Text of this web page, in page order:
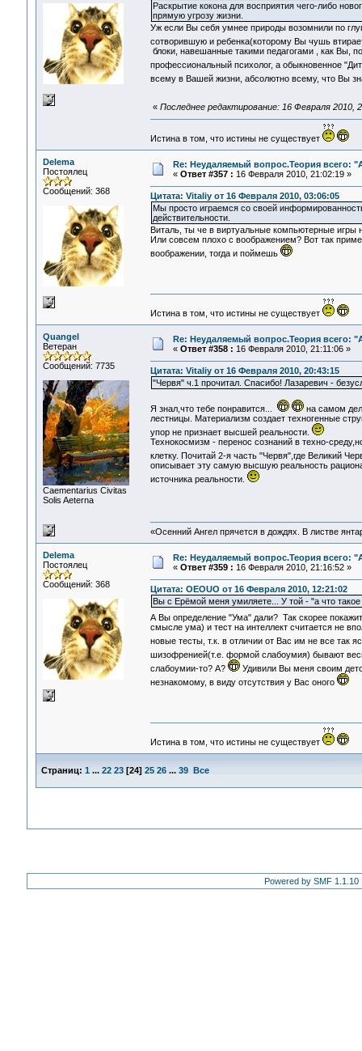
Раскрытие кокона для восприятия чего-либо
прямую угрозу жизни.
Уж если Вы себя умнее природы возомнили по
сотворившую и ребенка(которому Вы чушь
блоки, навешанные такими педагогами , как Вы,
профессиональный психолог, а обыкновенное
всему в Вашей жизни, абсолютно всему, что Вы
« Последнее редактирование: 16 Февраля 2010,
Истина в том, что истины не существует
Delema
Постоялец
Сообщений: 368
Re: Неудаляемый вопрос.Теория всего:
« Ответ #357 : 16 Февраля 2010, 21:02:19 »
Цитата: Vitaliy от 16 Февраля 2010, 03:06:05
Мы просто играемся со своей
действительности.
Виталь, ты че в виртуальные компьютерные игры
Или совсем плохо с воображением? Вот так
воображении, тогда и поймешь
Истина в том, что истины не существует
Quangel
Ветеран
Сообщений: 7735
Сaementarius Civitas
Solis Aeterna
Re: Неудаляемый вопрос.Теория всего:
« Ответ #358 : 16 Февраля 2010, 21:11:06 »
Цитата: Vitaliy от 16 Февраля 2010, 20:43:15
"Червя" ч.1 прочитал. Спасибо! Лазаревич -
Я знал,что тебе понравится...
на самом
лестницы. Материализм создает техногенные
упор не признает высшей реальности.
Технокосмизм - перенос сознаний в техно-
клетку. Почитай 2-я часть "Червя",где Великий
описывает эту самую высшую реальность
источника реальности.
«Осенний Ангел прячется в дождях. В листве
Delema
Постоялец
Сообщений: 368
Re: Неудаляемый вопрос.Теория всего:
« Ответ #359 : 16 Февраля 2010, 21:16:52 »
Цитата: OEOUO от 16 Февраля 2010, 12:21:02
Вы с Ерёмой меня умиляете... У той - "а что
А Вы определение "Ума" дали? Так скорее
смысле ума) и тест на интеллект считается не
новые тесты, т.к. в отличии от Вас им не все так
шизофренией(т.е. формой слабоумия) бывают
слабоумии-то? А?
Удивили Вы меня своим
незнакомому, в виду отсутствия у Вас оного
Истина в том, что истины не существует
Страниц: 1 ... 22 23[24] 25 26 ... 39 Все
Powered by SMF 1.1.10